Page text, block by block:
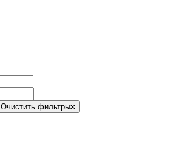
Очистить фильтры